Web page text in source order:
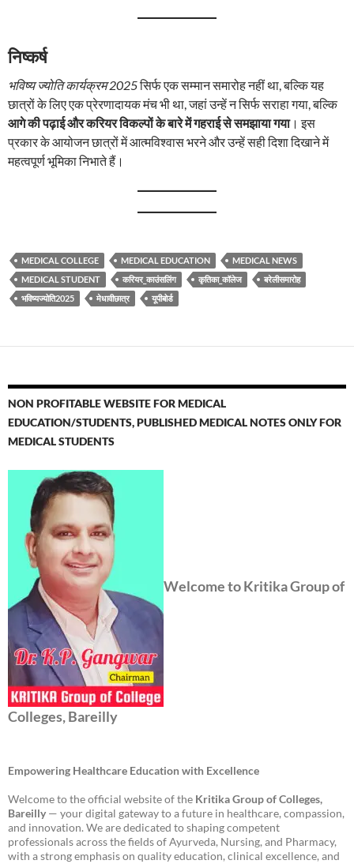
निष्कर्ष
भविष्य ज्योति कार्यक्रम 2025सिर्फ एक सम्मान समारोह नहीं था, बल्कि यह
छात्रों के लिए एक प्रेरणादायक मंच भी था, जहां उन्हें न सिर्फ सराहा गया, बल्कि
आगे की पढ़ाई और करियर विकल्पों के बारे में गहराई से समझाया गया। इस
प्रकार के आयोजन छात्रों में आत्मविश्वास भरने और उन्हें सही दिशा दिखाने में
महत्वपूर्ण भूमिका निभाते हैं।
MEDICAL COLLEGE MEDICAL EDUCATION
MEDICAL NEWS
MEDICAL STUDENT
करियर_काउंसलिंग कृतिका_कॉलेज
बरेलीसमारोह
भविष्यज्योति2025
मेधावीछात्र यूपीबोर्ड
NON PROFITABLE WEBSITE FOR MEDICAL
EDUCATION/STUDENTS, PUBLISHED MEDICAL NOTES ONLY FOR
MEDICAL STUDENTS
Welcome to Kritika Group of
Colleges, Bareilly
Empowering Healthcare Education with Excellence
Welcome to the official website of the Kritika Group of Colleges,
Bareilly — your digital gateway to a future in healthcare, compassion,
and innovation. We are dedicated to shaping competent
professionals across the fields of Ayurveda, Nursing, and Pharmacy,
with a strong emphasis on quality education, clinical excellence, and